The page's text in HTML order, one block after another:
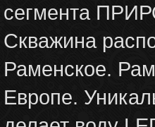
сегмента
Скважина
Раменское.
Европе.